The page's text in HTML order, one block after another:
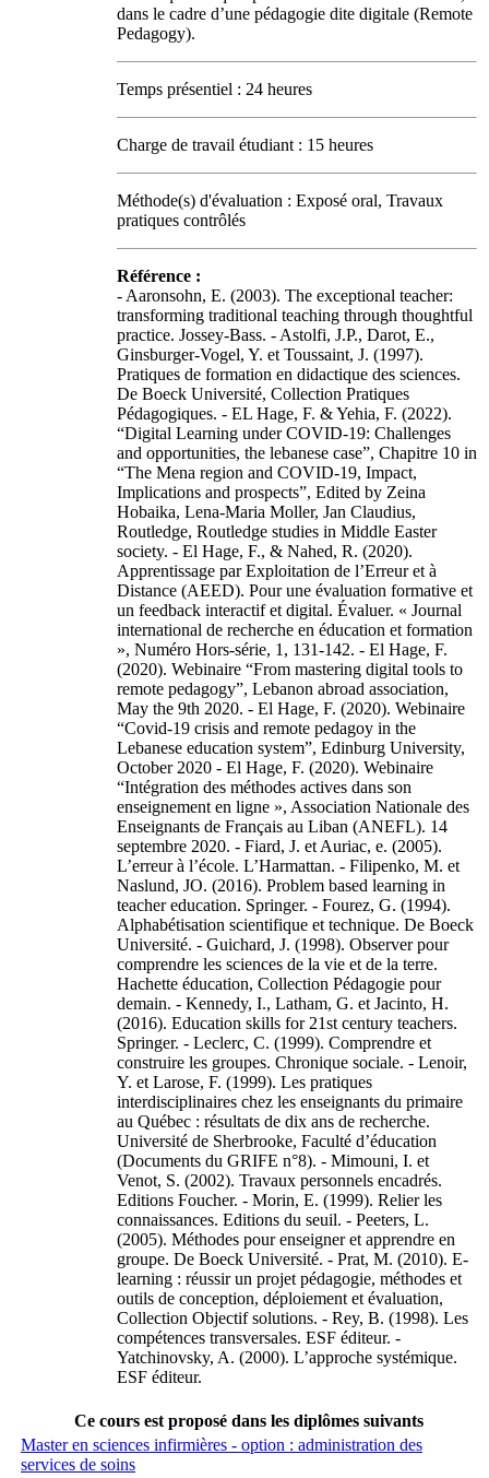
dans le cadre d’une pédagogie dite digitale (Remote
Pedagogy).
Temps présentiel : 24 heures
Charge de travail étudiant : 15 heures
Méthode(s) d'évaluation : Exposé oral, Travaux
pratiques contrôlés
Référence :
- Aaronsohn, E. (2003). The exceptional teacher:
transforming traditional teaching through thoughtful
practice. Jossey-Bass. - Astolfi, J.P., Darot, E.,
Ginsburger-Vogel, Y. et Toussaint, J. (1997).
Pratiques de formation en didactique des sciences.
De Boeck Université, Collection Pratiques
Pédagogiques. - EL Hage, F. & Yehia, F. (2022).
“Digital Learning under COVID-19: Challenges
and opportunities, the lebanese case”, Chapitre 10 in
“The Mena region and COVID-19, Impact,
Implications and prospects”, Edited by Zeina
Hobaika, Lena-Maria Moller, Jan Claudius,
Routledge, Routledge studies in Middle Easter
society. - El Hage, F., & Nahed, R. (2020).
Apprentissage par Exploitation de l’Erreur et à
Distance (AEED). Pour une évaluation formative et
un feedback interactif et digital. Évaluer. « Journal
international de recherche en éducation et formation
», Numéro Hors-série, 1, 131-142. - El Hage, F.
(2020). Webinaire “From mastering digital tools to
remote pedagogy”, Lebanon abroad association,
May the 9th 2020. - El Hage, F. (2020). Webinaire
“Covid-19 crisis and remote pedagoy in the
Lebanese education system”, Edinburg University,
October 2020 - El Hage, F. (2020). Webinaire
“Intégration des méthodes actives dans son
enseignement en ligne », Association Nationale des
Enseignants de Français au Liban (ANEFL). 14
septembre 2020. - Fiard, J. et Auriac, e. (2005).
L’erreur à l’école. L’Harmattan. - Filipenko, M. et
Naslund, JO. (2016). Problem based learning in
teacher education. Springer. - Fourez, G. (1994).
Alphabétisation scientifique et technique. De Boeck
Université. - Guichard, J. (1998). Observer pour
comprendre les sciences de la vie et de la terre.
Hachette éducation, Collection Pédagogie pour
demain. - Kennedy, I., Latham, G. et Jacinto, H.
(2016). Education skills for 21st century teachers.
Springer. - Leclerc, C. (1999). Comprendre et
construire les groupes. Chronique sociale. - Lenoir,
Y. et Larose, F. (1999). Les pratiques
interdisciplinaires chez les enseignants du primaire
au Québec : résultats de dix ans de recherche.
Université de Sherbrooke, Faculté d’éducation
(Documents du GRIFE n°8). - Mimouni, I. et
Venot, S. (2002). Travaux personnels encadrés.
Editions Foucher. - Morin, E. (1999). Relier les
connaissances. Editions du seuil. - Peeters, L.
(2005). Méthodes pour enseigner et apprendre en
groupe. De Boeck Université. - Prat, M. (2010). E-
learning : réussir un projet pédagogie, méthodes et
outils de conception, déploiement et évaluation,
Collection Objectif solutions. - Rey, B. (1998). Les
compétences transversales. ESF éditeur. -
Yatchinovsky, A. (2000). L’approche systémique.
ESF éditeur.
Ce cours est proposé dans les diplômes suivants
Master en sciences infirmières - option : administration des
services de soins